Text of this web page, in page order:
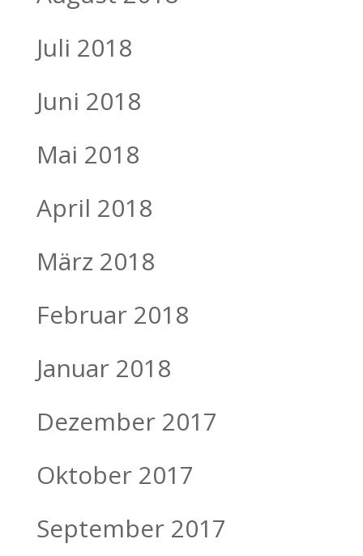
Juli 2018
Juni 2018
Mai 2018
April 2018
März 2018
Februar 2018
Januar 2018
Dezember 2017
Oktober 2017
September 2017